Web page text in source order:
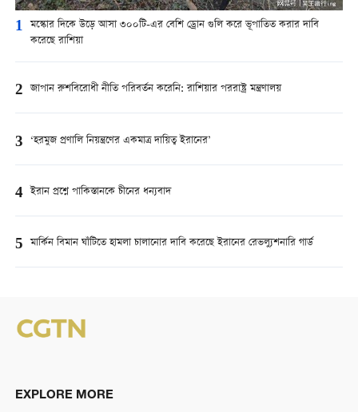
1 মস্কোর দিকে উড়ে আসা ৩০০টি-এর বেশি ড্রোন গুলি করে ভূপাতিত করার দাবি
করেছে রাশিয়া
2 জাপান রুশবিরোধী নীতি পরিবর্তন করেনি: রাশিয়ার পররাষ্ট্র মন্ত্রণালয়
3 ‘হরমুজ প্রণালি নিয়ন্ত্রণের একমাত্র দায়িত্ব ইরানের’
4 ইরান প্রশ্নে পাকিস্তানকে চীনের ধন্যবাদ
5 মার্কিন বিমান ঘাঁটিতে হামলা চালানোর দাবি করেছে ইরানের রেভল্যুশনারি গার্ড
EXPLORE MORE